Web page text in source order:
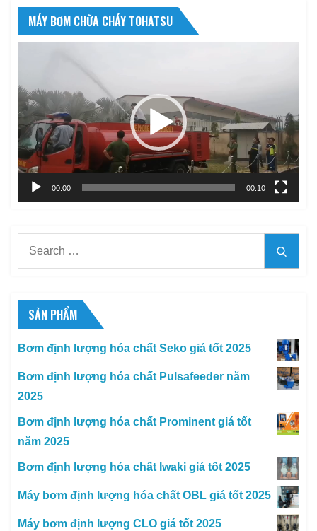
MÁY BƠM CHỮA CHÁY TOHATSU
Video
00:00 00:10
SẢN PHẨM
Bơm định lượng hóa chất Seko giá tốt 2025
Bơm định lượng hóa chất Pulsafeeder năm
2025
Bơm định lượng hóa chất Prominent giá tốt
năm 2025
Bơm định lượng hóa chất Iwaki giá tốt 2025
Máy bơm định lượng hóa chất OBL giá tốt 2025
Máy bơm định lượng CLO giá tốt 2025